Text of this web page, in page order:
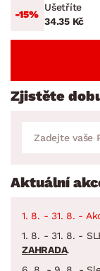
-15%
Ušetříte
34.35 Kč
Zjistěte
Aktuální
1. 8. - 31. 8. -
1. 8. - 31. 8. -
ZAHRADA.